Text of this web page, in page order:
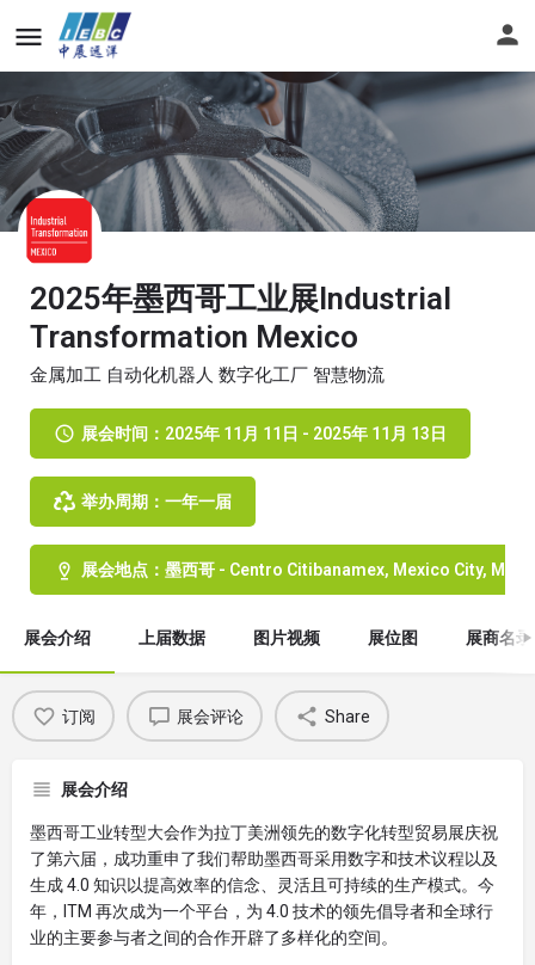
2025年墨西哥工业展Industrial
Transformation Mexico
金属加工 自动化机器人 数字化工厂 智慧物流
展会时间：2025年 11月 11日 - 2025年 11月 13日
举办周期：一年一届
展会地点：墨西哥 - Centro Citibanamex, Mexico City,
展会介绍 上届数据 图片视频 展位图 展商名录
订阅 展会评论 Share
展会介绍
墨西哥工业转型大会作为拉丁美洲领先的数字化转型贸易展庆祝
了第六届，成功重申了我们帮助墨西哥采用数字和技术议程以及
生成 4.0 知识以提高效率的信念、灵活且可持续的生产模式。今
年，ITM 再次成为一个平台，为 4.0 技术的领先倡导者和全球行
业的主要参与者之间的合作开辟了多样化的空间。